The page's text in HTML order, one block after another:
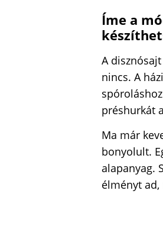
Íme a
A
nincs. A
préshurkát
Ma már
bonyolult.
alapanyag.
élményt